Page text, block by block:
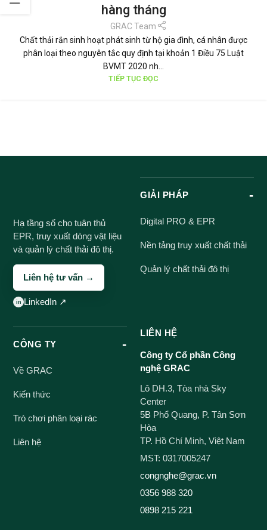
hàng tháng
GRAC Team
Chất thải rắn sinh hoạt phát sinh từ hộ gia đình, cá nhân được
phân loại theo nguyên tắc quy định tại khoản 1 Điều 75 Luật
BVMT 2020 nh...
TIẾP TỤC ĐỌC
Hạ tầng số cho tuân thủ
EPR, truy xuất dòng vật liệu
và quản lý chất thải đô thị.
Liên hệ tư vấn →
LinkedIn ↗
GIẢI PHÁP
Digital PRO & EPR
Nền tảng truy xuất chất thải
Quản lý chất thải đô thị
CÔNG TY
Về GRAC
Kiến thức
Trò chơi phân loại rác
Liên hệ
LIÊN HỆ
Công ty Cổ phần Công
nghệ GRAC
Lô DH.3, Tòa nhà Sky
Center
5B Phổ Quang, P. Tân Sơn
Hòa
TP. Hồ Chí Minh, Việt Nam
MST: 0317005247
congnghe@grac.vn
0356 988 320
0898 215 221